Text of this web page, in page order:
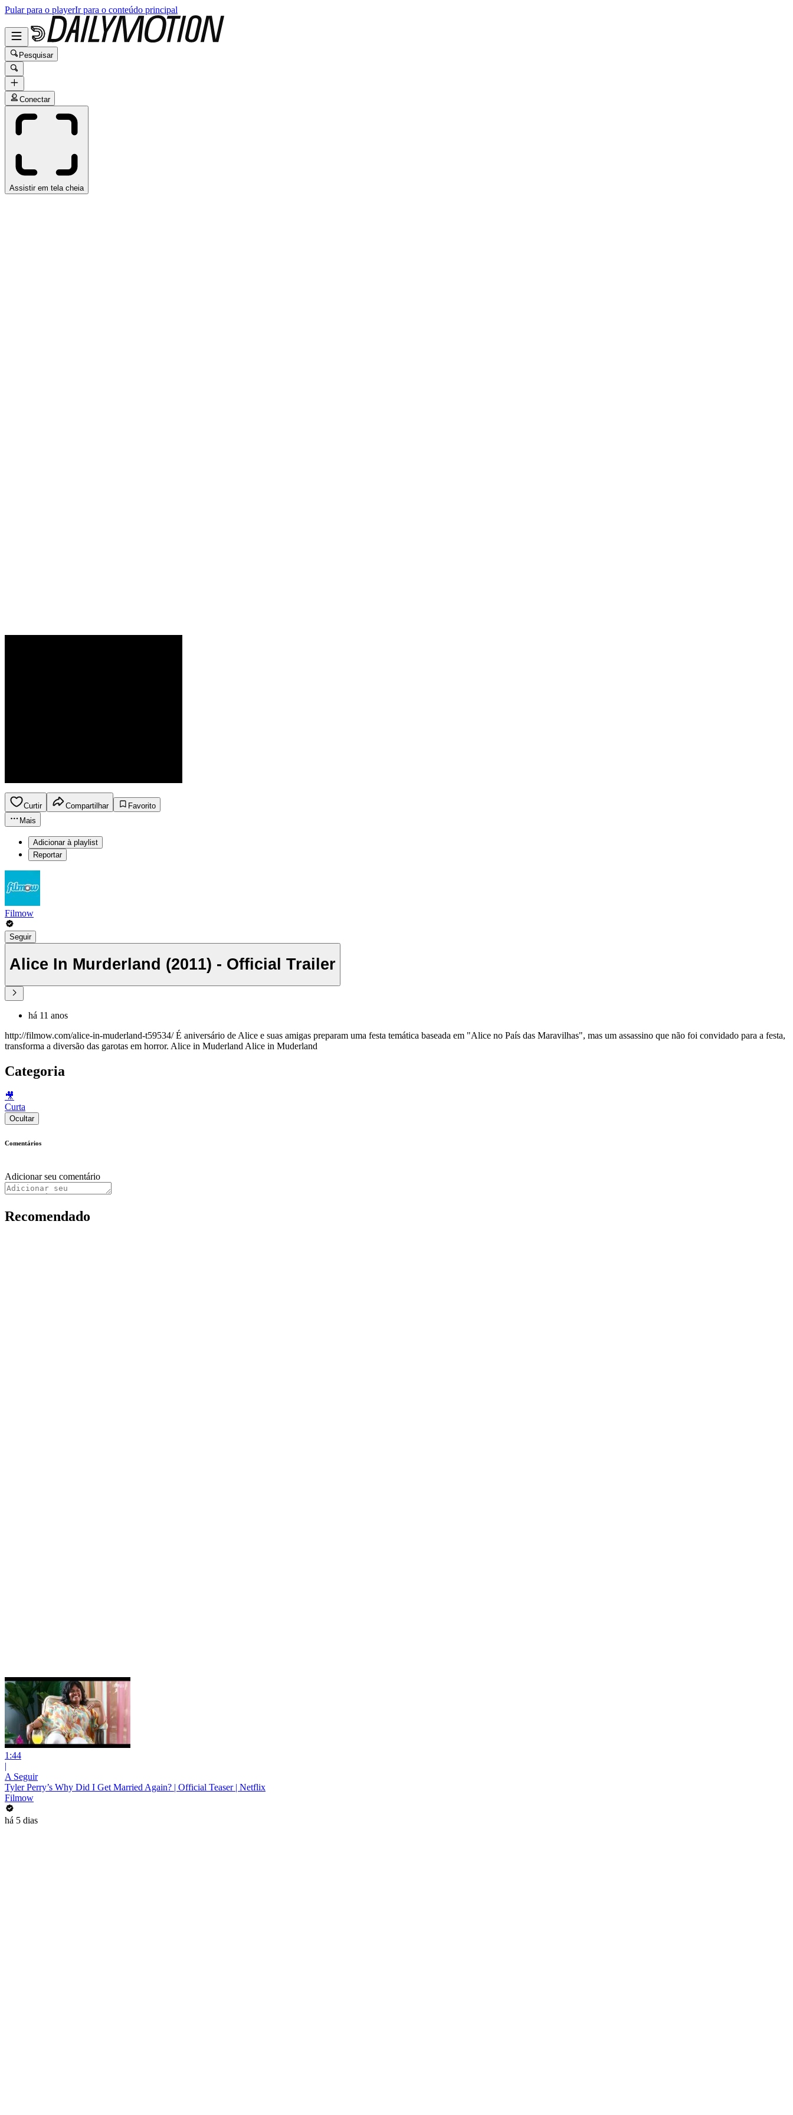
Pular para o playerIr para o conteúdo principal
Pesquisar
Conectar
Assistir em tela cheia
Curtir Compartilhar
Favorito
Mais
Adicionar à playlist
Reportar
Filmow
Seguir
Alice In Murderland (2011) - Official Trailer
há 11 anos
http://filmow.com/alice-in-muderland-t59534/ É aniversário de Alice e suas amigas preparam uma festa temática baseada em "Alice no País das Maravilhas", mas um assassino que não foi convidado para a festa,
transforma a diversão das garotas em horror. Alice in Muderland Alice in Muderland
Categoria
🎥
Curta
Ocultar
Comentários
Adicionar seu comentário
Recomendado
1:44
|
A Seguir
Tyler Perry’s Why Did I Get Married Again? | Official Teaser | Netflix
Filmow
há 5 dias